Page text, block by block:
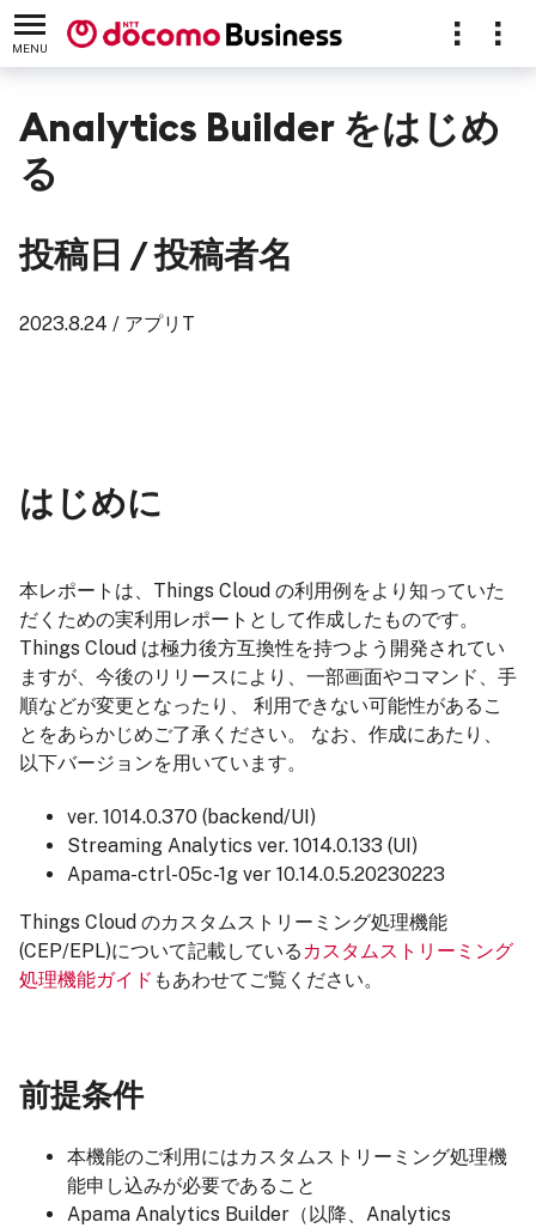
MENU
Analytics Builder をはじめ
る
投稿日 / 投稿者名
2023.8.24 / アプリT
はじめに
本レポートは、Things Cloud の利用例をより知っていた
だくための実利用レポートとして作成したものです。
Things Cloud は極力後方互換性を持つよう開発されてい
ますが、今後のリリースにより、一部画面やコマンド、手
順などが変更となったり、 利用できない可能性があるこ
とをあらかじめご了承ください。 なお、作成にあたり、
以下バージョンを用いています。
ver. 1014.0.370 (backend/UI)
Streaming Analytics ver. 1014.0.133 (UI)
Apama-ctrl-05c-1g ver 10.14.0.5.20230223
Things Cloud のカスタムストリーミング処理機能
(CEP/EPL)について記載している カスタムストリーミング
処理機能ガイド もあわせてご覧ください。
前提条件
本機能のご利用にはカスタムストリーミング処理機
能申し込みが必要であること
Apama Analytics Builder（以降、Analytics